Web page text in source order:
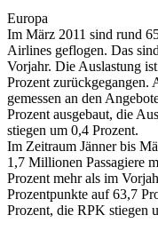
Europa
Im März 2011 sind rund
Airlines geflogen. Das
Vorjahr. Die Auslastung
Prozent zurückgegangen.
gemessen an den
Prozent ausgebaut, die
stiegen um 0,4 Prozent.
Im Zeitraum Jänner bis
1,7 Millionen Passagiere
Prozent mehr als im
Prozentpunkte auf 63,7
Prozent, die RPK stiegen